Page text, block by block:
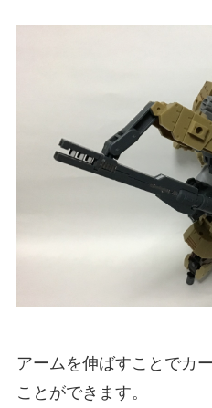
アームを伸ばすことでカ
ことができます。